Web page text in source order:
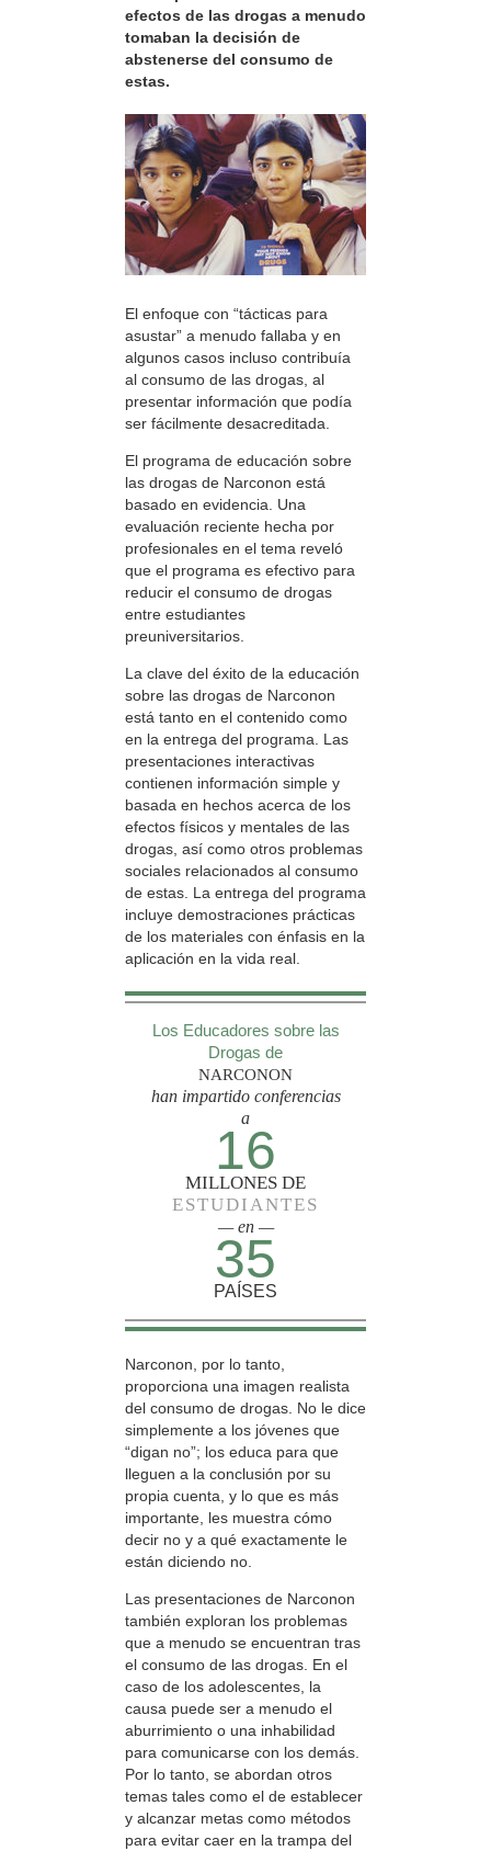
efectos de las drogas a menudo
tomaban la decisión de
abstenerse del consumo de
estas.
El enfoque con “tácticas para
asustar” a menudo fallaba y en
algunos casos incluso contribuía
al consumo de las drogas, al
presentar información que podía
ser fácilmente desacreditada.
El programa de educación sobre
las drogas de Narconon está
basado en evidencia. Una
evaluación reciente hecha por
profesionales en el tema reveló
que el programa es efectivo para
reducir el consumo de drogas
entre estudiantes
preuniversitarios.
La clave del éxito de la educación
sobre las drogas de Narconon
está tanto en el contenido como
en la entrega del programa. Las
presentaciones interactivas
contienen información simple y
basada en hechos acerca de los
efectos físicos y mentales de las
drogas, así como otros problemas
sociales relacionados al consumo
de estas. La entrega del programa
incluye demostraciones prácticas
de los materiales con énfasis en la
aplicación en la vida real.
Los Educadores sobre las
Drogas de
NARCONON
han impartido conferencias
a
16
MILLONES DE
ESTUDIANTES
— en —
35
PAÍSES
Narconon, por lo tanto,
proporciona una imagen realista
del consumo de drogas. No le dice
simplemente a los jóvenes que
“digan no”; los educa para que
lleguen a la conclusión por su
propia cuenta, y lo que es más
importante, les muestra cómo
decir no y a qué exactamente le
están diciendo no.
Las presentaciones de Narconon
también exploran los problemas
que a menudo se encuentran tras
el consumo de las drogas. En el
caso de los adolescentes, la
causa puede ser a menudo el
aburrimiento o una inhabilidad
para comunicarse con los demás.
Por lo tanto, se abordan otros
temas tales como el de establecer
y alcanzar metas como métodos
para evitar caer en la trampa del